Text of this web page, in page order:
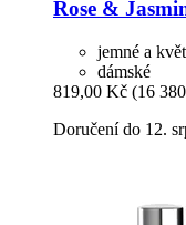
Rose &
jemné a
dámské
819,00 Kč (16
Doručení do 12.